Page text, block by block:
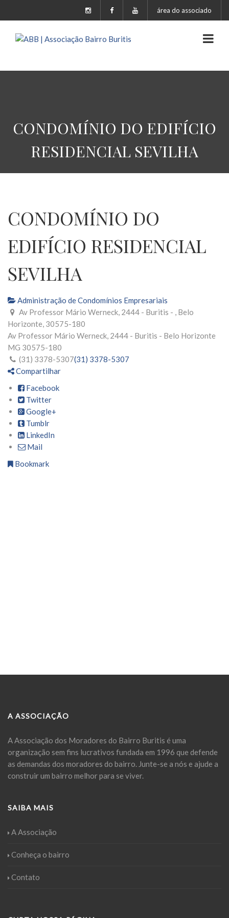
área do associado
CONDOMÍNIO DO EDIFÍCIO
RESIDENCIAL SEVILHA
CONDOMÍNIO DO
EDIFÍCIO RESIDENCIAL
SEVILHA
Administração de Condomínios Empresariais
Av Professor Mário Werneck, 2444 - Buritis - , Belo
Horizonte, 30575-180
Av Professor Mário Werneck, 2444 - Buritis - Belo Horizonte
MG 30575-180
(31) 3378-5307(31) 3378-5307
Compartilhar
Facebook
Twitter
Google+
Tumblr
LinkedIn
Mail
Bookmark
A ASSOCIAÇÃO
A Associação dos Moradores do Bairro Buritis é uma
organização sem fins lucrativos fundada em 1996 que defende
as demandas dos moradores do bairro. Junte-se a nós e ajude a
construir um bairro melhor para se viver.
SAIBA MAIS
A Associação
Conheça o bairro
Contato